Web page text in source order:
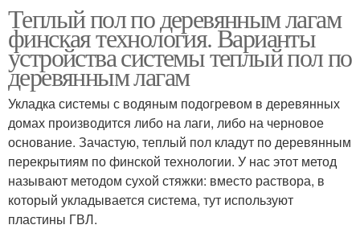
Теплый пол по деревянным лагам
финская технология. Варианты
устройства системы теплый пол по
деревянным лагам
Укладка системы с водяным подогревом в деревянных
домах производится либо на лаги, либо на черновое
основание. Зачастую, теплый пол кладут по деревянным
перекрытиям по финской технологии. У нас этот метод
называют методом сухой стяжки: вместо раствора, в
который укладывается система, тут используют
пластины ГВЛ.